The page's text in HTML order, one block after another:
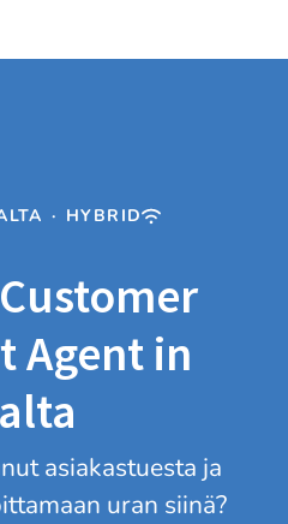
· HYBRID
Agent in
asiakastuesta ja
uran siinä?